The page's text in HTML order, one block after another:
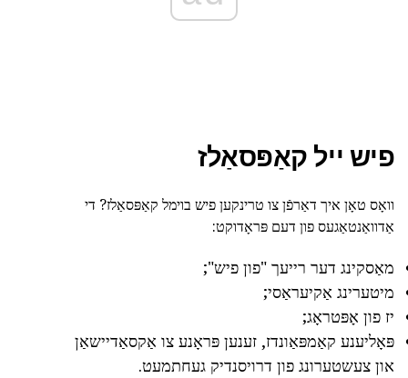
פיש ייל קאַפּסאַלז
וואָס טאָן איך דאַרפֿן צו טרינקען פיש בוימל קאַפּסאַלז? די
אַדוואַנטאַגעס פון דעם פּראָדוקט:
מאַסקינג דער רייעך "פון פיש";
מיטערינג אַקיעראַסי;
יז פון אָפּטראָג;
פּאָליענע קאַמפּאַונדז, זענען פּראָנע צו אַקסאַדיישאַן
און צעשטערונג פון דרויסנדיק געחתמעט.